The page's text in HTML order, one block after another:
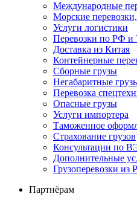
Международные
Морские
Услуги логистики
Перевозки по РФ и
Доставка из Китая
Контейнерные
Сборные грузы
Негабаритные
Перевозка
Опасные грузы
Услуги импортера
Таможенное
Страхование грузов
Консультации по
Дополнительные
Грузоперевозки из
Партнёрам